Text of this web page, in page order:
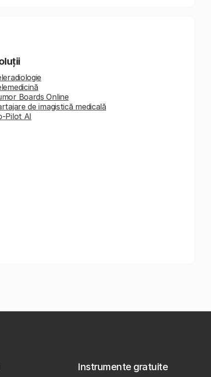
Boards Online
de imagistică medicală
Pilot AI
Instrumente gratuite